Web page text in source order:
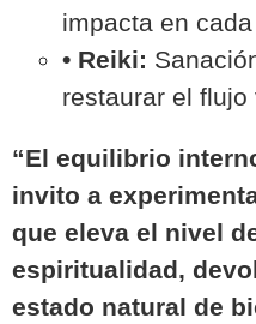
impacta en
• Reiki:
restaurar el
“El equilibrio
invito a
que eleva el nivel
espiritualidad,
estado natural de